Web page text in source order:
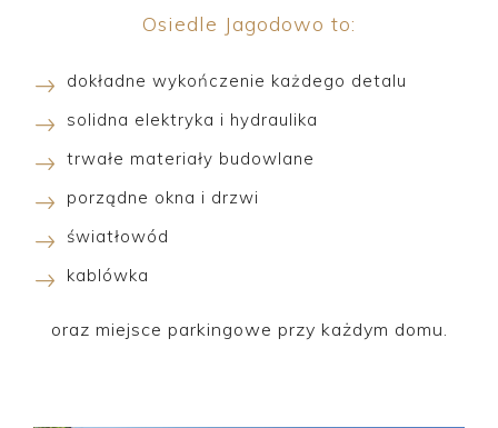
Osiedle Jagodowo to:
dokładne wykończenie każdego detalu
solidna elektryka i hydraulika
trwałe materiały budowlane
porządne okna i drzwi
światłowód
kablówka
oraz miejsce parkingowe przy każdym domu.